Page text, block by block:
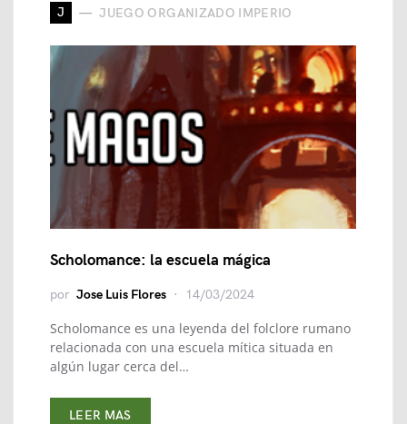
J JUEGO ORGANIZADO IMPERIO
Scholomance: la escuela mágica
por Jose Luis Flores 14/03/2024
Scholomance es una leyenda del folclore rumano
relacionada con una escuela mítica situada en
algún lugar cerca del…
LEER MAS